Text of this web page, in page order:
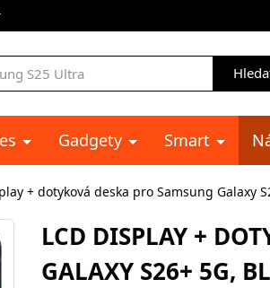
Gadgety Smart
+ dotyková deska pro Samsung Galaxy
LCD DISPLAY +
GALAXY S26+ 5G,